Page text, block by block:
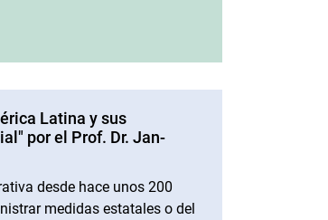
Dr. Jan-Henrik Witthaus:
Latina y sus
por el Prof. Dr. Jan-
desde hace unos 200
medidas estatales o del